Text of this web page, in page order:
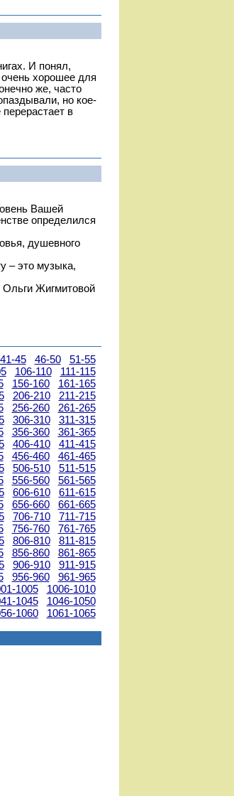
И понял,
хорошее для
же, часто
но кое-
в
Вашей
определился
душевного
– это музыка,
Жигмитовой
41-45 46-50
51-55
106-110
111-115
156-160
161-165
206-210
211-215
256-260
261-265
306-310
311-315
356-360
361-365
406-410
411-415
456-460
461-465
506-510
511-515
556-560
561-565
606-610
611-615
656-660
661-665
706-710
711-715
756-760
761-765
806-810
811-815
856-860
861-865
906-910
911-915
956-960
961-965
1005
1006-1010
1045
1046-1050
1060 1061-1065